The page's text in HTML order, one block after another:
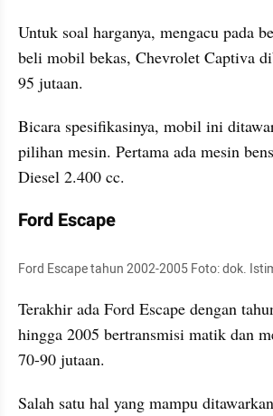
Untuk soal harganya, mengacu pada
beli mobil bekas, Chevrolet Captiva
95 jutaan.
Bicara spesifikasinya, mobil ini
pilihan mesin. Pertama ada mesin
Diesel 2.400 cc.
Ford Escape
Ford Escape tahun 2002-2005 Foto: dok.
Terakhir ada Ford Escape dengan
hingga 2005 bertransmisi matik dan
70-90 jutaan.
Salah satu hal yang mampu